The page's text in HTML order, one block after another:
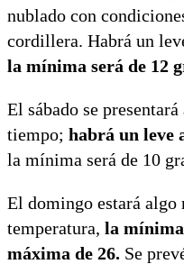
nublado con
cordillera. Habrá un
la mínima será de 12
El sábado se
tiempo; habrá un leve
la mínima será de 10
El domingo estará algo
temperatura, la mínima
máxima de 26. Se